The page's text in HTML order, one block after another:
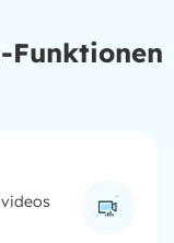
Funktionen